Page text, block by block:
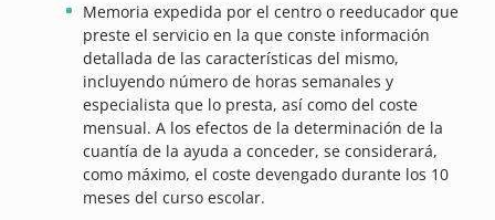
Memoria expedida por el centro o reeducador que
preste el servicio en la que conste información
detallada de las características del mismo,
incluyendo número de horas semanales y
especialista que lo presta, así como del coste
mensual. A los efectos de la determinación de la
cuantía de la ayuda a conceder, se considerará,
como máximo, el coste devengado durante los 10
meses del curso escolar.